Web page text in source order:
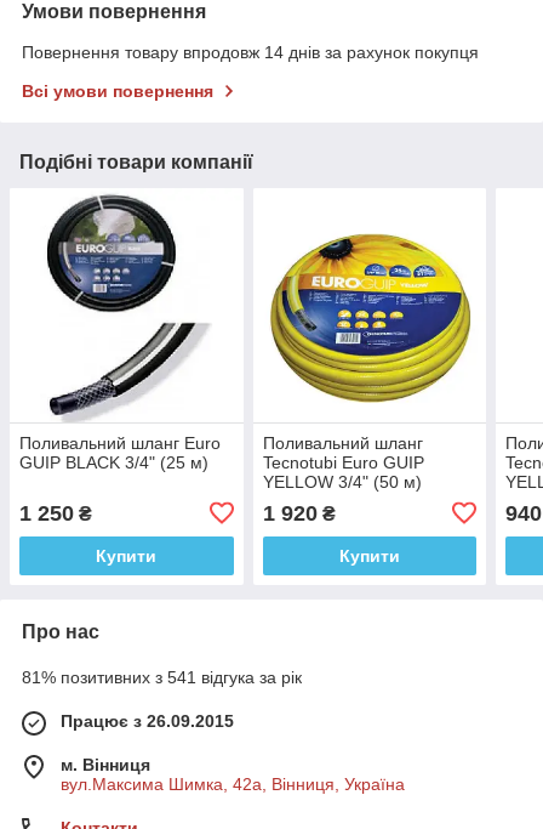
Умови повернення
Повернення товару впродовж 14 днів за рахунок покупця
Всі умови повернення
Подібні товари компанії
Поливальний шланг Euro
GUIP BLACK 3/4" (25 м)
1 250 ₴
Купити
Поливальний шланг
Tecnotubi Euro GUIP
YELLOW 3/4" (50 м)
1 920₴
Купити
940
Про нас
81% позитивних з 541 відгука за рік
Працює з 26.09.2015
м. Вінниця
вул.Максима Шимка, 42а, Вінниця, Україна